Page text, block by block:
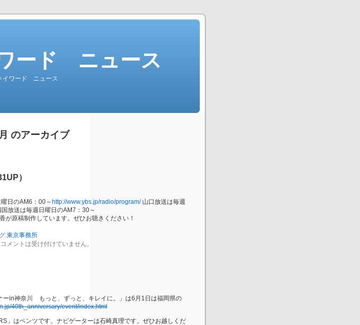
ード ニュース
イワード ニュース
のアーカイブ
）
日のAM6：00～ http://www.ybs.jp/radio/program/山口放送は毎週
放送は毎週日曜日のAM7：30～
が原稿制作しています。ぜひお聴きください！
:東京事務所
コメントは受け付けていません。
ーin神奈川 もっと、ずっと、キレイに。」は6月1日は福岡県の
40th_anniversary/event/index.html
」はベンツです。ナビゲーターは石崎真理です。ぜひお越しくだ